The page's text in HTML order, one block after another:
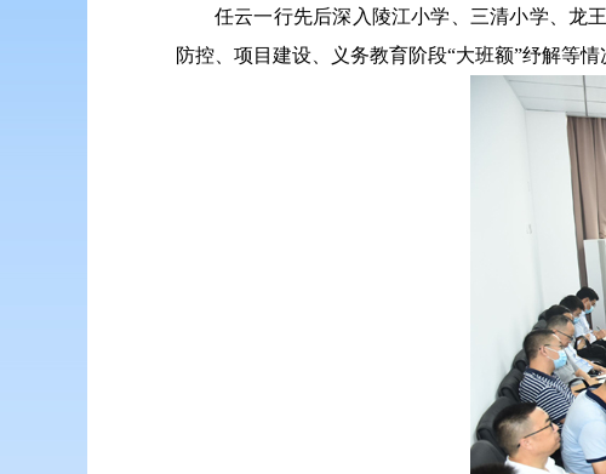
任云一行先后深入陵江小学、三清小学、龙
防控、项目建设、义务教育阶段“大班额”纾解等情